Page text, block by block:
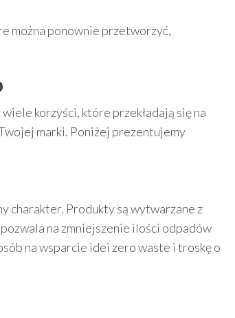
można ponownie przetworzyć,
korzyści, które przekładają się na
marki. Poniżej prezentujemy
charakter. Produkty są wytwarzane z
na zmniejszenie ilości odpadów
na wsparcie idei zero waste i troskę o